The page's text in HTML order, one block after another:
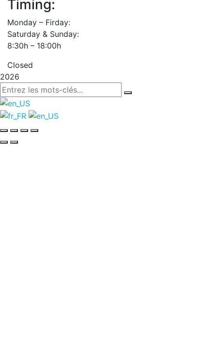
Timing:
Monday – Firday:
Saturday & Sunday:
8:30h – 18:00h
Closed
2026